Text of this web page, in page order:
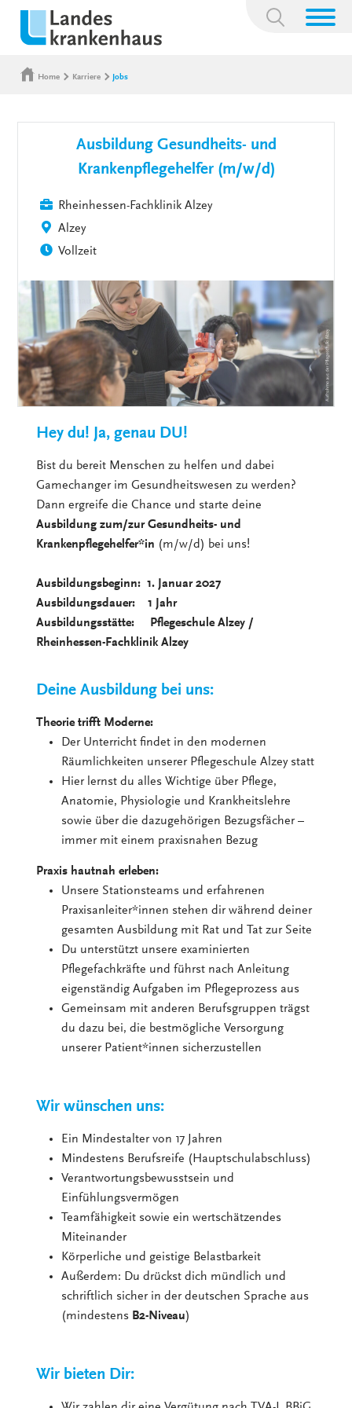
Suchbegriff:
Home Karriere Jobs
Ausbildung Gesundheits- und
Krankenpflegehelfer (m/w/d)
Rheinhessen-Fachklinik Alzey
Alzey
Vollzeit
Hey du! Ja, genau DU!
Bist du bereit Menschen zu helfen und dabei
Gamechanger im Gesundheitswesen zu werden?
Dann ergreife die Chance und starte deine
Ausbildung zum/zur Gesundheits- und
Krankenpflegehelfer*in (m/w/d) bei uns!
Ausbildungsbeginn: 1. Januar 2027
Ausbildungsdauer: 1 Jahr
Ausbildungsstätte: Pflegeschule Alzey /
Rheinhessen-Fachklinik Alzey
Deine Ausbildung bei uns:
Theorie trifft Moderne:
Der Unterricht findet in den modernen
Räumlichkeiten unserer Pflegeschule Alzey statt
Hier lernst du alles Wichtige über Pflege,
Anatomie, Physiologie und Krankheitslehre
sowie über die dazugehörigen Bezugsfächer –
immer mit einem praxisnahen Bezug
Praxis hautnah erleben:
Unsere Stationsteams und erfahrenen
Praxisanleiter*innen stehen dir während deiner
gesamten Ausbildung mit Rat und Tat zur Seite
Du unterstützt unsere examinierten
Pflegefachkräfte und führst nach Anleitung
eigenständig Aufgaben im Pflegeprozess aus
Gemeinsam mit anderen Berufsgruppen trägst
du dazu bei, die bestmögliche Versorgung
unserer Patient*innen sicherzustellen
Wir wünschen uns:
Ein Mindestalter von 17 Jahren
Mindestens Berufsreife (Hauptschulabschluss)
Verantwortungsbewusstsein und
Einfühlungsvermögen
Teamfähigkeit sowie ein wertschätzendes
Miteinander
Körperliche und geistige Belastbarkeit
Außerdem: Du drückst dich mündlich und
schriftlich sicher in der deutschen Sprache aus
(mindestens B2-Niveau)
Wir bieten Dir: